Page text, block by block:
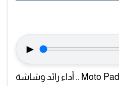
►
سعر ومواصفات Moto Pad 70 Pro .. أداء رائد وشاشة